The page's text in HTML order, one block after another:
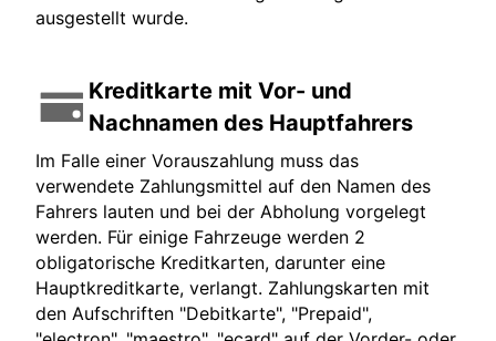
ausgestellt wurde.
Kreditkarte mit Vor- und
Nachnamen des Hauptfahrers
Im Falle einer Vorauszahlung muss das
verwendete Zahlungsmittel auf den Namen des
Fahrers lauten und bei der Abholung vorgelegt
werden. Für einige Fahrzeuge werden 2
obligatorische Kreditkarten, darunter eine
Hauptkreditkarte, verlangt. Zahlungskarten mit
den Aufschriften "Debitkarte", "Prepaid",